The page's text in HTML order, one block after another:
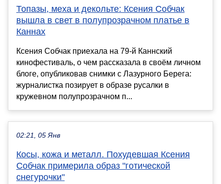
Топазы, меха и декольте: Ксения Собчак
вышла в свет в полупрозрачном платье в
Каннах
Ксения Собчак приехала на 79-й Каннский
кинофестиваль, о чем рассказала в своём личном
блоге, опубликовав снимки с Лазурного Берега:
журналистка позирует в образе русалки в
кружевном полупрозрачном п...
02:21, 05 Янв
Косы, кожа и металл. Похудевшая Ксения
Собчак примерила образ "готической
снегурочки"